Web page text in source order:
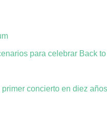
para celebrar Back
concierto en diez años